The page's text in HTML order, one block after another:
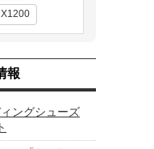
報
ングシューズ